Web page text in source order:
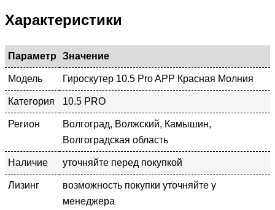
Характеристики
Параметр Значение
Модель Гироскутер 10.5 Pro APP Красная Молния
Категория 10.5 PRO
Регион
Волгоград, Волжский, Камышин,
Волгоградская область
Наличие уточняйте перед покупкой
Лизинг
возможность покупки уточняйте у
менеджера